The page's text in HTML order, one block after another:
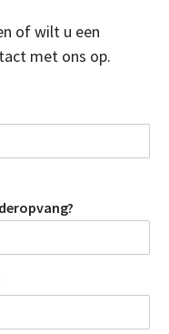
of wilt u een
met ons op.